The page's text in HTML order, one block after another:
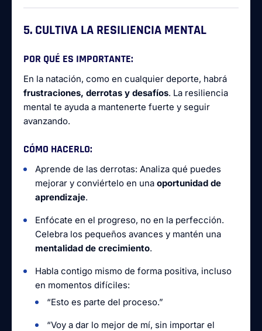
5. CULTIVA LA RESILIENCIA MENTAL
POR QUÉ ES IMPORTANTE:
En la natación, como en cualquier deporte, habrá
frustraciones, derrotas y desafíos. La resiliencia
mental te ayuda a mantenerte fuerte y seguir
avanzando.
CÓMO HACERLO:
Aprende de las derrotas: Analiza qué puedes
mejorar y conviértelo en una oportunidad de
aprendizaje.
Enfócate en el progreso, no en la perfección.
Celebra los pequeños avances y mantén una
mentalidad de crecimiento.
Habla contigo mismo de forma positiva, incluso
en momentos difíciles:
“Esto es parte del proceso.”
“Voy a dar lo mejor de mí, sin importar el